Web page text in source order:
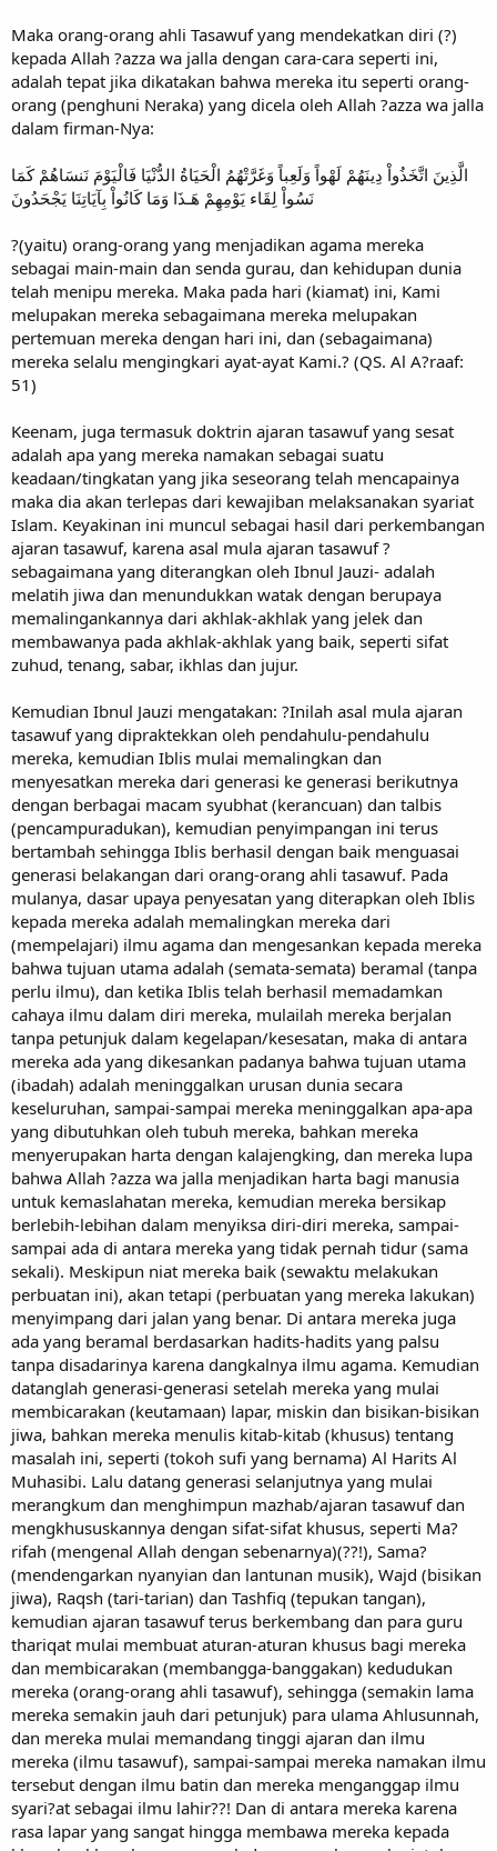
Maka orang-orang ahli Tasawuf yang mendekatkan diri (?)
kepada Allah ?azza wa jalla dengan cara-cara seperti ini,
adalah tepat jika dikatakan bahwa mereka itu seperti orang-
orang (penghuni Neraka) yang dicela oleh Allah ?azza wa jalla
dalam firman-Nya:
الَّذِينَ اتَّخَذُواْ دِينَهُمْ لَهْواً وَلَعِباً وَغَرَّتْهُمُ الْحَيَاةُ الدُّنْيَا فَالْيَوْمَ نَنسَاهُمْ كَمَا
نَسُواْ لِقَاء يَوْمِهِمْ هَـذَا وَمَا كَانُواْ بِآيَاتِنَا يَجْحَدُونَ
?(yaitu) orang-orang yang menjadikan agama mereka
sebagai main-main dan senda gurau, dan kehidupan dunia
telah menipu mereka. Maka pada hari (kiamat) ini, Kami
melupakan mereka sebagaimana mereka melupakan
pertemuan mereka dengan hari ini, dan (sebagaimana)
mereka selalu mengingkari ayat-ayat Kami.? (QS. Al A?raaf:
51)
Keenam, juga termasuk doktrin ajaran tasawuf yang sesat
adalah apa yang mereka namakan sebagai suatu
keadaan/tingkatan yang jika seseorang telah mencapainya
maka dia akan terlepas dari kewajiban melaksanakan syariat
Islam. Keyakinan ini muncul sebagai hasil dari perkembangan
ajaran tasawuf, karena asal mula ajaran tasawuf ?
sebagaimana yang diterangkan oleh Ibnul Jauzi- adalah
melatih jiwa dan menundukkan watak dengan berupaya
memalingankannya dari akhlak-akhlak yang jelek dan
membawanya pada akhlak-akhlak yang baik, seperti sifat
zuhud, tenang, sabar, ikhlas dan jujur.
Kemudian Ibnul Jauzi mengatakan: ?Inilah asal mula ajaran
tasawuf yang dipraktekkan oleh pendahulu-pendahulu
mereka, kemudian Iblis mulai memalingkan dan
menyesatkan mereka dari generasi ke generasi berikutnya
dengan berbagai macam syubhat (kerancuan) dan talbis
(pencampuradukan), kemudian penyimpangan ini terus
bertambah sehingga Iblis berhasil dengan baik menguasai
generasi belakangan dari orang-orang ahli tasawuf. Pada
mulanya, dasar upaya penyesatan yang diterapkan oleh Iblis
kepada mereka adalah memalingkan mereka dari
(mempelajari) ilmu agama dan mengesankan kepada mereka
bahwa tujuan utama adalah (semata-semata) beramal (tanpa
perlu ilmu), dan ketika Iblis telah berhasil memadamkan
cahaya ilmu dalam diri mereka, mulailah mereka berjalan
tanpa petunjuk dalam kegelapan/kesesatan, maka di antara
mereka ada yang dikesankan padanya bahwa tujuan utama
(ibadah) adalah meninggalkan urusan dunia secara
keseluruhan, sampai-sampai mereka meninggalkan apa-apa
yang dibutuhkan oleh tubuh mereka, bahkan mereka
menyerupakan harta dengan kalajengking, dan mereka lupa
bahwa Allah ?azza wa jalla menjadikan harta bagi manusia
untuk kemaslahatan mereka, kemudian mereka bersikap
berlebih-lebihan dalam menyiksa diri-diri mereka, sampai-
sampai ada di antara mereka yang tidak pernah tidur (sama
sekali). Meskipun niat mereka baik (sewaktu melakukan
perbuatan ini), akan tetapi (perbuatan yang mereka lakukan)
menyimpang dari jalan yang benar. Di antara mereka juga
ada yang beramal berdasarkan hadits-hadits yang palsu
tanpa disadarinya karena dangkalnya ilmu agama. Kemudian
datanglah generasi-generasi setelah mereka yang mulai
membicarakan (keutamaan) lapar, miskin dan bisikan-bisikan
jiwa, bahkan mereka menulis kitab-kitab (khusus) tentang
masalah ini, seperti (tokoh sufi yang bernama) Al Harits Al
Muhasibi. Lalu datang generasi selanjutnya yang mulai
merangkum dan menghimpun mazhab/ajaran tasawuf dan
mengkhususkannya dengan sifat-sifat khusus, seperti Ma?
rifah (mengenal Allah dengan sebenarnya)(??!), Sama?
(mendengarkan nyanyian dan lantunan musik), Wajd (bisikan
jiwa), Raqsh (tari-tarian) dan Tashfiq (tepukan tangan),
kemudian ajaran tasawuf terus berkembang dan para guru
thariqat mulai membuat aturan-aturan khusus bagi mereka
dan membicarakan (membangga-banggakan) kedudukan
mereka (orang-orang ahli tasawuf), sehingga (semakin lama
mereka semakin jauh dari petunjuk) para ulama Ahlusunnah,
dan mereka mulai memandang tinggi ajaran dan ilmu
mereka (ilmu tasawuf), sampai-sampai mereka namakan ilmu
tersebut dengan ilmu batin dan mereka menganggap ilmu
syari?at sebagai ilmu lahir??! Dan di antara mereka karena
rasa lapar yang sangat hingga membawa mereka kepada